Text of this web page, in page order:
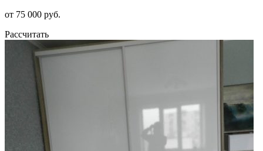
от 75 000 руб.
Рассчитать